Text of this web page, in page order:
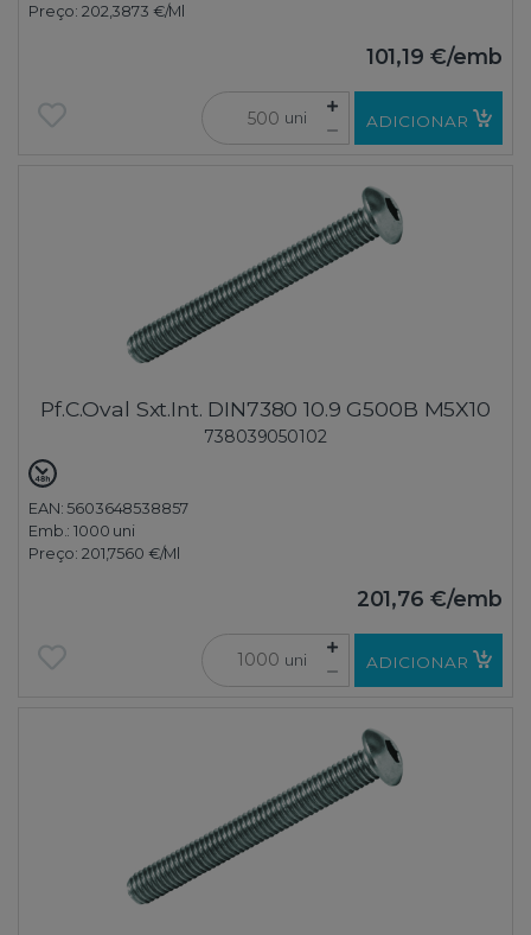
Preço: 202,3873 €/Ml
101,19 €/emb
uni ADICIONAR
Pf.C.Oval Sxt.Int. DIN7380 10.9 G500B M5X10
738039050102
EAN: 5603648538857
Emb.:1000 uni
Preço: 201,7560 €/Ml
201,76 €/emb
uni ADICIONAR